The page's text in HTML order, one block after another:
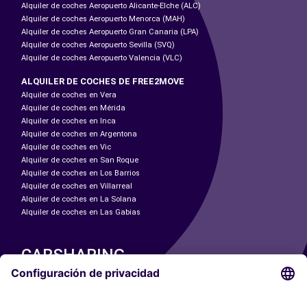
Alquiler de coches Aeropuerto Alicante-Elche (ALC)
Alquiler de coches Aeropuerto Menorca (MAH)
Alquiler de coches Aeropuerto Gran Canaria (LPA)
Alquiler de coches Aeropuerto Sevilla (SVQ)
Alquiler de coches Aeropuerto Valencia (VLC)
ALQUILER DE COCHES DE FREE2MOVE
Alquiler de coches en Vera
Alquiler de coches en Mérida
Alquiler de coches en Inca
Alquiler de coches en Argentona
Alquiler de coches en Vic
Alquiler de coches en San Roque
Alquiler de coches en Los Barrios
Alquiler de coches en Villarreal
Alquiler de coches en La Solana
Alquiler de coches en Las Gabias
CARSHARING
NUESTRAS CIUDADES